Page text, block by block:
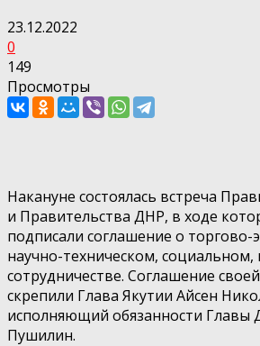
23.12.2022
0
149
Просмотры
Накануне состоялась встреча
и Правительства ДНР, в ходе
подписали соглашение о торгово-
научно-техническом, социальном,
сотрудничестве. Соглашение
скрепили Глава Якутии Айсен
исполняющий обязанности Главы
Пушилин.